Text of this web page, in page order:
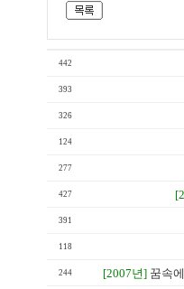
442
393
326
124
277
427
391
118
244 [2007년] 꿈속